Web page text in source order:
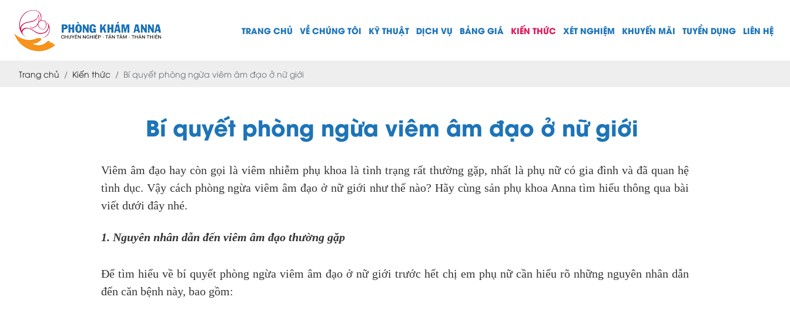
TRANG CHỦ VỀ CHÚNG TÔI KỸ THUẬT DỊCH VỤ BẢNG GIÁ KIẾN THỨC XÉT NGHIỆM KHUYẾN MÃI TUYỂN DỤNG LIÊN HỆ
Trang chủ Kiến thức Bí quyết phòng ngừa viêm âm đạo ở nữ giới
Bí quyết phòng ngừa viêm âm đạo ở nữ giới
Viêm âm đạo hay còn gọi là viêm nhiễm phụ khoa là tình trạng rất thường gặp, nhất là phụ nữ có gia đình và đã quan hệ
tình dục. Vậy cách phòng ngừa viêm âm đạo ở nữ giới như thế nào? Hãy cùng sản phụ khoa Anna tìm hiểu thông qua bài
viết dưới đây nhé.
1. Nguyên nhân dẫn đến viêm âm đạo thường gặp
Để tìm hiểu về bí quyết phòng ngừa viêm âm đạo ở nữ giới trước hết chị em phụ nữ cần hiểu rõ những nguyên nhân dẫn
đến căn bệnh này, bao gồm: